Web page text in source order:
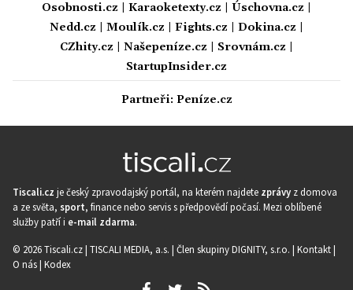
Osobnosti.cz
Karaoketexty.cz Úschovna.cz
Nedd.cz
Moulík.cz Fights.cz Dokina.cz
CZhity.cz
Našepeníze.cz Srovnám.cz
StartupInsider.cz
Partneři: Peníze.cz
Tiscali.cz je český zpravodajský portál, na kterém najdete zprávy z domova
a ze světa, sport, finance nebo servis s předpovědí počasí. Mezi oblíbené
služby patří i e-mail zdarma.
© 2026 Tiscali.cz | TISCALI MEDIA, a.s. | Člen skupiny DIGNITY, s.r.o. | Kontakt|
O nás| Kodex